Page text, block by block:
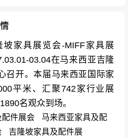
家具展览会-MIFF家具展
03.04在马来西亚吉隆
召开。本届马来西亚国际家
平米、汇聚742家行业展
名观众到场。
配件展会
马来西亚家具及配
吉隆坡家具及配件展